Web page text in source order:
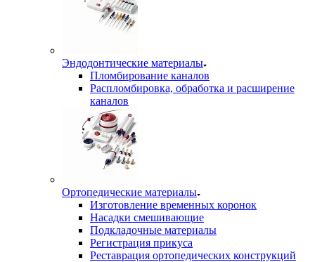
Эндодонтические материалы
Пломбирование каналов
Распломбировка, обработка и расширение
каналов
Ортопедические материалы
Изготовление временных коронок
Насадки смешивающие
Подкладочные материалы
Регистрация прикуса
Реставрация ортопедических конструкций